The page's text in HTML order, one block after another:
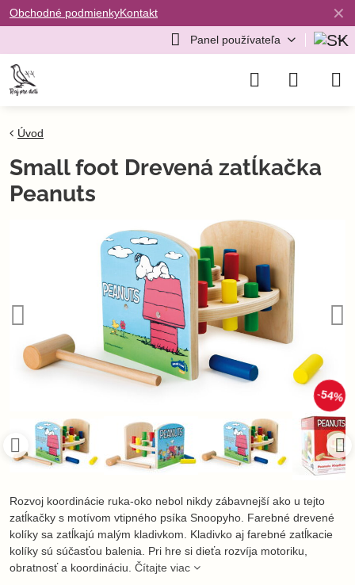
✕
Obchodné podmienkyKontakt
Panel používateľa
54%
Úvod
Small foot Drevená zatĺkačka
Peanuts
Rozvoj koordinácie ruka-oko nebol nikdy zábavnejší ako u tejto
zatĺkačky s motívom vtipného psíka Snoopyho. Farebné drevené
kolíky sa zatĺkajú malým kladivkom. Kladivko aj farebné zatĺkacie
kolíky sú súčasťou balenia. Pri hre si dieťa rozvíja motoriku,
obratnosť a koordináciu. Čítajte viac